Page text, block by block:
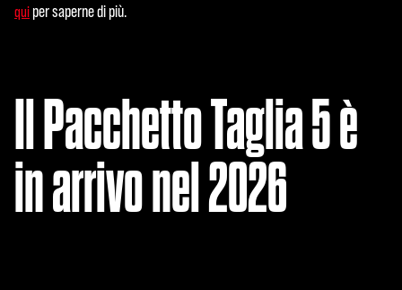
qui per saperne di più.
Il Pacchetto Taglia 5 è
in arrivo nel 2026